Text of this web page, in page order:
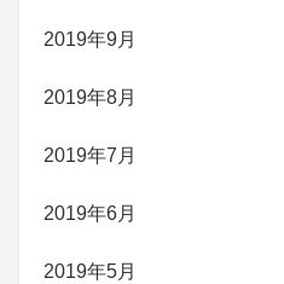
2019年9月
2019年8月
2019年7月
2019年6月
2019年5月